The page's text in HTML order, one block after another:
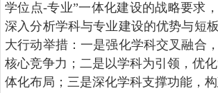
学位点-专业”一体化建设的战略要求
深入分析学科与专业建设的优势与短
大行动举措：一是强化学科交叉融合
核心竞争力；二是以学科为引领，优
体化布局；三是深化学科支撑功能，